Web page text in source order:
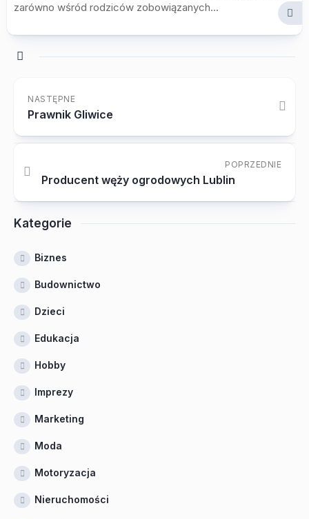
zarówno wśród rodziców zobowiązanych...
NASTĘPNE
Prawnik Gliwice
POPRZEDNIE
Producent węży ogrodowych Lublin
Kategorie
Biznes
Budownictwo
Dzieci
Edukacja
Hobby
Imprezy
Marketing
Moda
Motoryzacja
Nieruchomości